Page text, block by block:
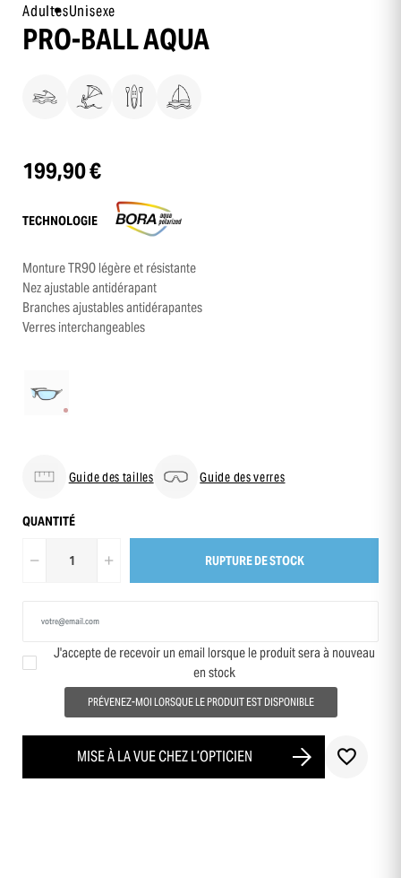
AdultesUnisexe
PRO-BALL AQUA
199,90 €
TECHNOLOGIE
Monture TR90 légère et résistante
Nez ajustable antidérapant
Branches ajustables antidérapantes
Verres interchangeables
Guide des tailles Guide des verres
QUANTITÉ
RUPTURE DE STOCK
J'accepte de recevoir un email lorsque le produit sera à nouveau
en stock
PRÉVENEZ-MOI LORSQUE LE PRODUIT EST DISPONIBLE
MISE À LA VUE CHEZ L’OPTICIEN
-10 % sur ta première commande
en t’inscrivant à notre newsletter